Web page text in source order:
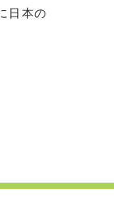
日本の